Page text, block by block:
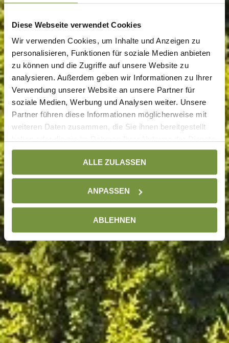
Diese Webseite verwendet Cookies
Wir verwenden Cookies, um Inhalte und Anzeigen zu
personalisieren, Funktionen für soziale Medien anbieten
zu können und die Zugriffe auf unsere Website zu
analysieren. Außerdem geben wir Informationen zu Ihrer
Verwendung unserer Website an unsere Partner für
soziale Medien, Werbung und Analysen weiter. Unsere
Partner führen diese Informationen möglicherweise mit
weiteren Daten zusammen, die Sie ihnen bereitgestellt
gesammelt haben. Weitere Informationen finden Sie auf
DatenschutzseiteALLE ZULASSEN
ANPASSEN
ABLEHNEN